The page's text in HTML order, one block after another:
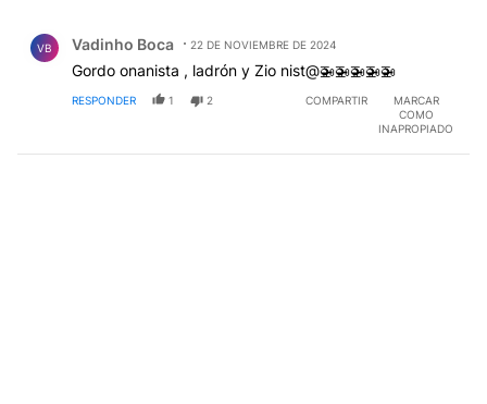
VB Vadinho Boca 22 DE NOVIEMBRE DE 2024
Gordo onanista , ladrón y Zio nist@🚁🚁🚁🚁🚁
RESPONDER 1 2 COMPARTIR
MARCAR
COMO
INAPROPIADO